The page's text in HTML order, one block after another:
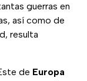
guerras en
así como de
resulta
de Europa